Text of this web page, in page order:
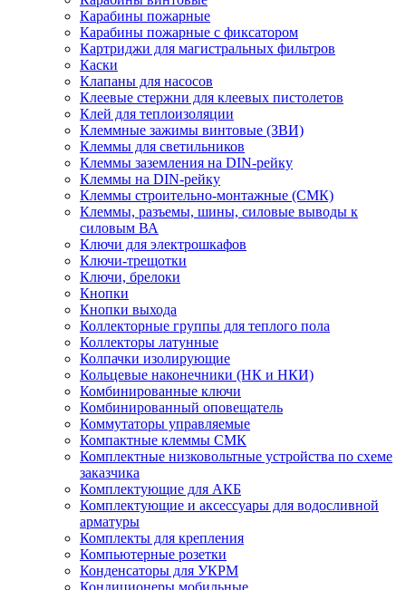
Карабины пожарные
Карабины пожарные с фиксатором
Картриджи для магистральных фильтров
Каски
Клапаны для насосов
Клеевые стержни для клеевых пистолетов
Клей для теплоизоляции
Клеммные зажимы винтовые (ЗВИ)
Клеммы для светильников
Клеммы заземления на DIN-рейку
Клеммы на DIN-рейку
Клеммы строительно-монтажные (СМК)
Клеммы, разъемы, шины, силовые выводы к
силовым ВА
Ключи для электрошкафов
Ключи-трещотки
Ключи, брелоки
Кнопки
Кнопки выхода
Коллекторные группы для теплого пола
Коллекторы латунные
Колпачки изолирующие
Кольцевые наконечники (НК и НКИ)
Комбинированные ключи
Комбинированный оповещатель
Коммутаторы управляемые
Компактные клеммы СМК
Комплектные низковольтные устройства по схеме
заказчика
Комплектующие для АКБ
Комплектующие и аксессуары для водосливной
арматуры
Комплекты для крепления
Компьютерные розетки
Конденсаторы для УКРМ
Кондиционеры мобильные